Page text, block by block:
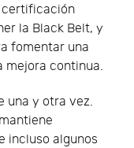
certificación
la Black Belt, y
fomentar una
mejora continua.
una y otra vez.
incluso algunos